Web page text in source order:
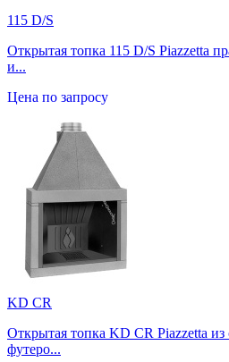
115 D/S
Открытая топка 115 D/S Piazzetta
и...
Цена по запросу
KD CR
Открытая топка KD CR Piazzetta из
футеро...